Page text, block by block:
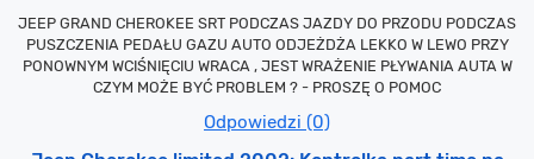
JEEP GRAND CHEROKEE SRT PODCZAS JAZDY DO PRZODU PODCZAS
PUSZCZENIA PEDAŁU GAZU AUTO ODJEŻDŻA LEKKO W LEWO PRZY
PONOWNYM WCIŚNIĘCIU WRACA , JEST WRAŻENIE PŁYWANIA AUTA W
CZYM MOŻE BYĆ PROBLEM ? - PROSZĘ O POMOC
Odpowiedzi (0)